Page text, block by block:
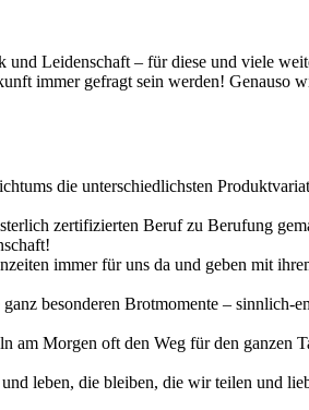
Leidenschaft – für diese und viele
immer gefragt sein werden!
die unterschiedlichsten
zertifizierten Beruf zu Berufung
immer für uns da und geben mit
besonderen Brotmomente –
Morgen oft den Weg für den ganzen
leben, die bleiben, die wir teilen und